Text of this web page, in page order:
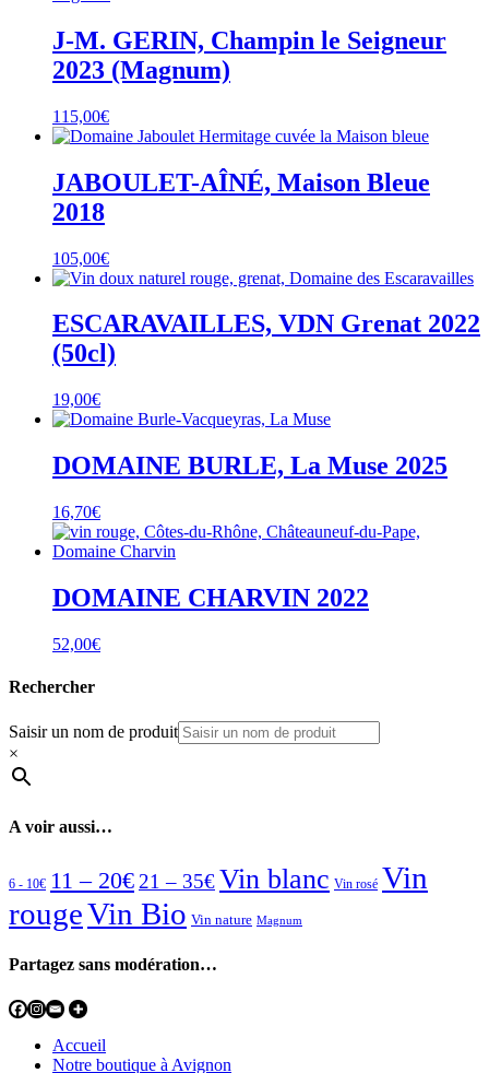
J-M. GERIN, Champin le Seigneur
2023 (Magnum)
115,00€
JABOULET-AÎNÉ, Maison Bleue
2018
105,00€
ESCARAVAILLES, VDN Grenat 2022
(50cl)
19,00€
DOMAINE BURLE, La Muse 2025
16,70€
DOMAINE CHARVIN 2022
52,00€
Rechercher
Saisir un nom de produit
×
A voir aussi…
6 - 10€ 11 – 20€ 21 – 35€Vin blanc Vin rosé Vin
rougeVin Bio Vin nature Magnum
Partagez sans modération…
Accueil
Notre boutique à Avignon